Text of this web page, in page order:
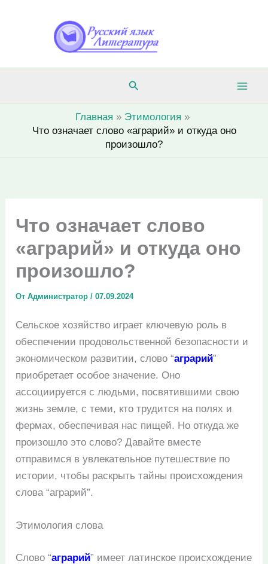
содержимому
Поиск
Главная
Этимология
Что означает слово «аграрий» и откуда оно
произошло?
Что означает слово
«аграрий» и откуда оно
произошло?
ОтАдминистратор/07.09.2024
Сельское хозяйство играет ключевую роль в
обеспечении продовольственной безопасности и
экономическом развитии, слово “аграрий”
приобретает особое значение. Оно
ассоциируется с людьми, посвятившими свою
жизнь земле, с теми, кто трудится на полях и
фермах, обеспечивая нас пищей. Но откуда же
произошло это слово? Давайте вместе
отправимся в увлекательное путешествие по
истории, чтобы раскрыть тайны происхождения
слова “аграрий”.
Этимология слова
Слово “аграрий” имеет латинское происхождение